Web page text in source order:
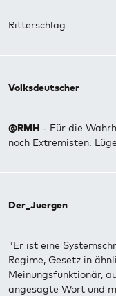
Ritterschlag
Volksdeutscher
@RMH - Für die
noch Extremisten.
Der_Juergen
"Er ist eine
Regime, Gesetz in
Meinungsfunktionär,
angesagte Wort und